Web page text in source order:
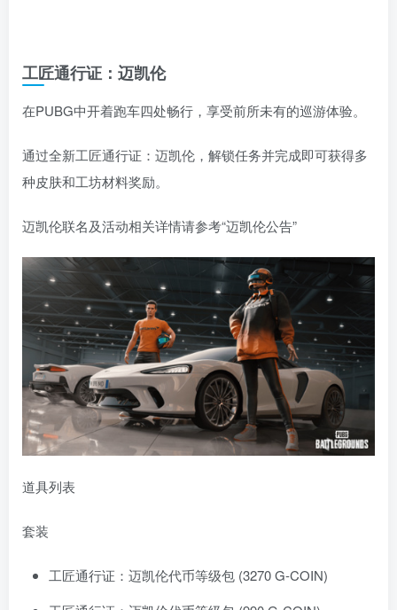
工匠通行证：迈凯伦
在PUBG中开着跑车四处畅行，享受前所未有的巡游体验。
通过全新工匠通行证：迈凯伦，解锁任务并完成即可获得多
种皮肤和工坊材料奖励。
迈凯伦联名及活动相关详情请参考“迈凯伦公告”
道具列表
套装
工匠通行证：迈凯伦代币等级包 (3270 G-COIN)